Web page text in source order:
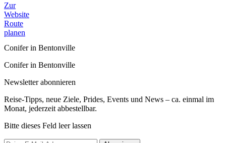
Zur
Website
Route
planen
Conifer in Bentonville
Conifer in Bentonville
Newsletter abonnieren
Reise-Tipps, neue Ziele, Prides, Events und News – ca. einmal im
Monat, jederzeit abbestellbar.
Bitte dieses Feld leer lassen